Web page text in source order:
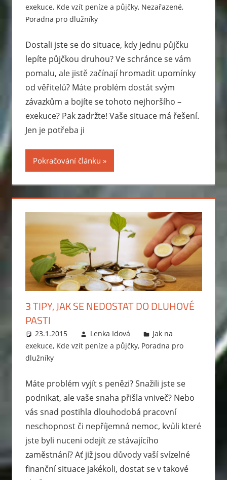
exekuce, Kde vzít peníze a půjčky, Nezařazené,
Poradna pro dlužníky
Dostali jste se do situace, kdy jednu půjčku
lepíte půjčkou druhou? Ve schránce se vám
pomalu, ale jistě začínají hromadit upomínky
od věřitelů? Máte problém dostát svým
závazkům a bojíte se tohoto nejhoršího –
exekuce? Pak zadržte! Vaše situace má řešení.
Jen je potřeba ji
Pokračování článku
3 TIPY, JAK SE NEDOSTAT DO DLUHOVÉ
PASTI
23.1.2015 Lenka Idová
Jak na
exekuce, Kde vzít peníze a půjčky, Poradna pro
dlužníky
Máte problém vyjít s penězi? Snažili jste se
podnikat, ale vaše snaha přišla vniveč? Nebo
vás snad postihla dlouhodobá pracovní
neschopnost či nepříjemná nemoc, kvůli které
jste byli nuceni odejít ze stávajícího
zaměstnání? Ať již jsou důvody vaší svízelné
finanční situace jakékoli, dostat se v takové